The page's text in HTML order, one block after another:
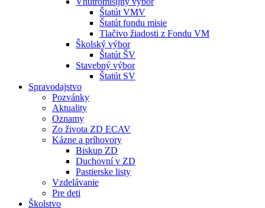
Štatút VMV
Štatút fondu misie
Tlačivo žiadosti z Fondu VM
Školský výbor
Štatút ŠV
Stavebný výbor
Štatút SV
Spravodajstvo
Pozvánky
Aktuality
Oznamy
Zo života ZD ECAV
Kázne a príhovory
Biskup ZD
Duchovní v ZD
Pastierske listy
Vzdelávanie
Pre deti
Školstvo